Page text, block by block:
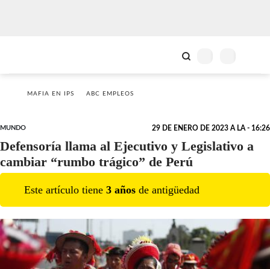
MAFIA EN IPS ABC EMPLEOS
MUNDO 29 DE ENERO DE 2023 A LA - 16:26
Defensoría llama al Ejecutivo y Legislativo a
cambiar “rumbo trágico” de Perú
Este artículo tiene 3 años de antigüedad